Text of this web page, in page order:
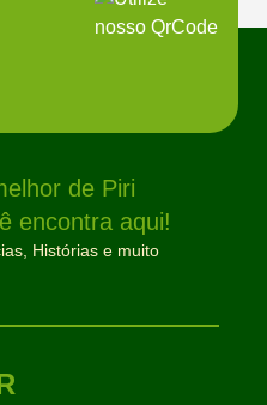
de Piri
encontra aqui!
Histórias e muito